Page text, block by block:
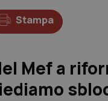
Stampa
Mef a